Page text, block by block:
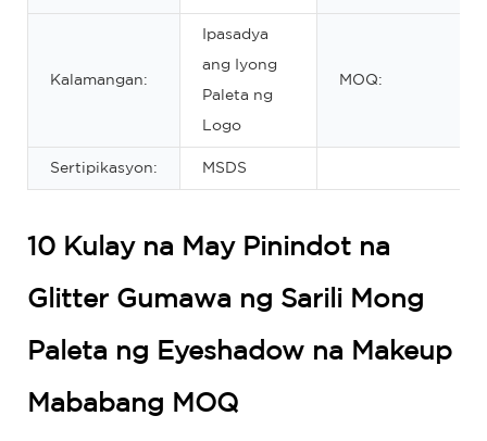
Kalamangan:
Ipasadya
ang Iyong
Paleta ng
Logo
MOQ:
Sertipikasyon: MSDS
10 Kulay na May Pinindot na
Glitter Gumawa ng Sarili Mong
Paleta ng Eyeshadow na Makeup
Mababang MOQ